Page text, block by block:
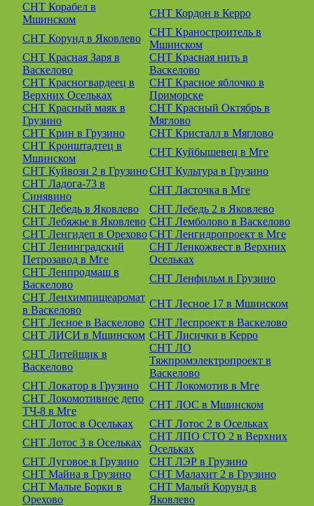
СНТ Корабел в
Мшинском
СНТ Кордон в Керро
СНТ Корунд в Яковлево
СНТ Краностроитель в
Мшинском
СНТ Красная Заря в
Васкелово
СНТ Красная нить в
Васкелово
СНТ Красногвардеец в
Верхних Осельках
СНТ Красное яблочко в
Приморске
СНТ Красный маяк в
Грузино
СНТ Красный Октябрь в
Мяглово
СНТ Крин в Грузино
СНТ Кристалл в Мяглово
СНТ Кронштадтец в
Мшинском
СНТ Куйбышевец в Мге
СНТ Куйвози 2 в ГрузиноСНТ Культура в Грузино
СНТ Ладога-73 в
Синявино
СНТ Ласточка в Мге
СНТ Лебедь в Яковлево
СНТ Лебедь 2 в Яковлево
СНТ Лебяжье в Яковлево СНТ Лемболово в Васкелово
СНТ Ленгидеп в ОреховоСНТ Ленгидропроект в Мге
СНТ Ленинградский
Петрозавод в Мге
СНТ Ленкожвест в Верхних
Осельках
СНТ Ленпродмаш в
Васкелово
СНТ Ленфильм в Грузино
СНТ Ленхимпищеаромат
в Васкелово
СНТ Лесное 17 в Мшинском
СНТ Лесное в Васкелово СНТ Леспроект в Васкелово
СНТ ЛИСИ в Мшинском СНТ Лисички в Керро
СНТ Литейщик в
Васкелово
СНТ ЛО
Тяжпромэлектропроект в
Васкелово
СНТ Локатор в Грузино
СНТ Локомотив в Мге
СНТ Локомотивное депо
ТЧ-8 в Мге
СНТ ЛОС в Мшинском
СНТ Лотос в Осельках
СНТ Лотос 2 в Осельках
СНТ Лотос 3 в Осельках
СНТ ЛПО СТО 2 в Верхних
Осельках
СНТ Луговое в Грузино
СНТ ЛЭР в Грузино
СНТ Майна в Грузино
СНТ Малахит 2 в Грузино
СНТ Малые Борки в
Орехово
СНТ Малый Корунд в
Яковлево